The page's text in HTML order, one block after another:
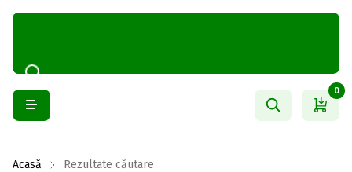
0
Acasă Rezultate căutare